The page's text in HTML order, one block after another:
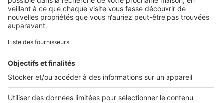
Retrouvez-nous sur ...
L'ENTREPRISE